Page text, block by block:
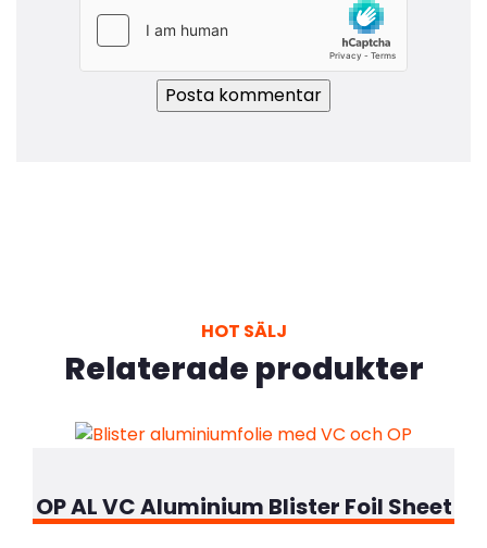
HOT SÄLJ
Relaterade produkter
OP AL VC Aluminium Blister Foil Sheet